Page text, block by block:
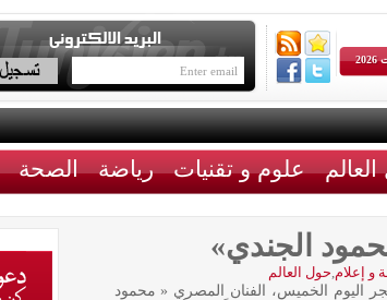
علوم و تقنيات رياضة الصحة
الجندي»
و إعلام,حول العالم
اليوم الخميس، الفنان المصري « محمود